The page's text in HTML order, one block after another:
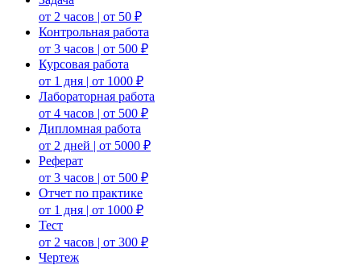
от 2 часов | от 50 ₽
Контрольная работа
от 3 часов | от 500 ₽
Курсовая работа
от 1 дня | от 1000 ₽
Лабораторная работа
от 4 часов | от 500 ₽
Дипломная работа
от 2 дней | от 5000 ₽
Реферат
от 3 часов | от 500 ₽
Отчет по практике
от 1 дня | от 1000 ₽
Тест
от 2 часов | от 300 ₽
Чертеж